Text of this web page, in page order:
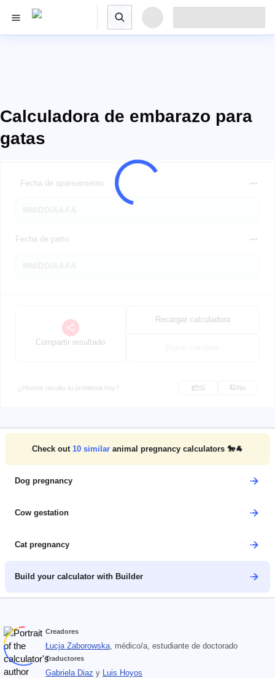
Calculadora de embarazo para
gatas
Fecha de apareamiento
Fecha de parto
Compartir resultado
Recargar calculadora
¿Hemos resulto tu problema hoy? Sí No
Check out 10 similar animal pregnancy calculators 🐎🐐
Dog pregnancy
Cow gestation
Cat pregnancy
Build your calculator with Builder
Creadores
Łucja Zaborowska, médico/a, estudiante de doctorado
Traductores
Gabriela Diaz y Luis Hoyos